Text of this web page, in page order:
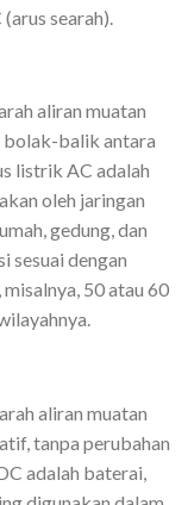
searah).
aliran muatan
bolak-balik antara
listrik AC adalah
oleh jaringan
gedung, dan
sesuai dengan
50 atau 60
aliran muatan
tanpa perubahan
adalah baterai,